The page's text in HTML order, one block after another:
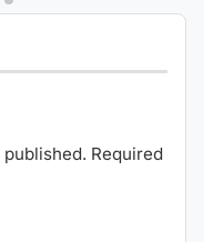
Required